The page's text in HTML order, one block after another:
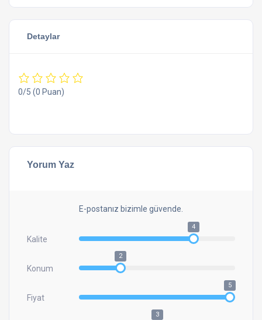
Detaylar
0/5 (0 Puan)
Yorum Yaz
E-postanız bizimle güvende.
Kalite
4
Konum
2
Fiyat
5
3